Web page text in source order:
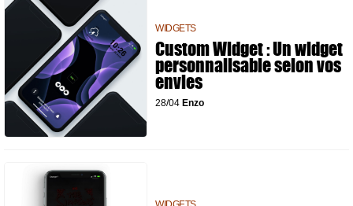
WIDGETS
Custom Widget : Un widget
personnalisable selon vos
envies
28/04 Enzo